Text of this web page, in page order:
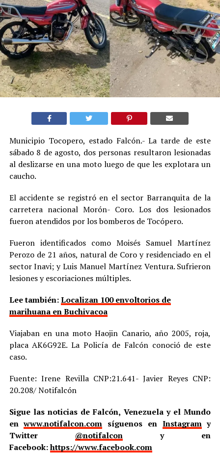
Municipio Tocopero, estado Falcón.- La tarde de este
sábado 8 de agosto, dos personas resultaron lesionadas
al deslizarse en una moto luego de que les explotara un
caucho.
El accidente se registró en el sector Barranquita de la
carretera nacional Morón- Coro. Los dos lesionados
fueron atendidos por los bomberos de Tocópero.
Fueron identificados como Moisés Samuel Martínez
Perozo de 21 años, natural de Coro y residenciado en el
sector Inavi; y Luis Manuel Martínez Ventura. Sufrieron
lesiones y escoriaciones múltiples.
Lee también:Localizan 100 envoltorios de
marihuana en Buchivacoa
Viajaban en una moto Haojin Canario, año 2005, roja,
placa AK6G92E. La Policía de Falcón conoció de este
caso.
Fuente: Irene Revilla CNP:21.641- Javier Reyes CNP:
20.208/ Notifalcón
Sigue las noticias de Falcón, Venezuela y el Mundo
enwww.notifalcon.com síguenos en Instagramy
Twitter @notifalcony en
Facebook:https://www.facebook.com